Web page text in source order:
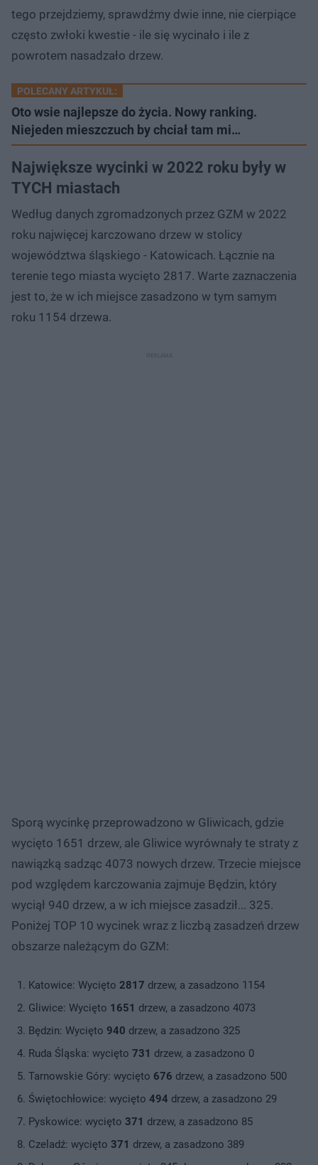
tego przejdziemy, sprawdźmy dwie inne, nie cierpiące
często zwłoki kwestie - ile się wycinało i ile z
powrotem nasadzało drzew.
POLECANY ARTYKUŁ:
Oto wsie najlepsze do życia. Nowy ranking.
Niejeden mieszczuch by chciał tam mi…
Największe wycinki w 2022 roku były w
TYCH miastach
Według danych zgromadzonych przez GZM w 2022
roku najwięcej karczowano drzew w stolicy
województwa śląskiego - Katowicach. Łącznie na
terenie tego miasta wycięto 2817. Warte zaznaczenia
jest to, że w ich miejsce zasadzono w tym samym
roku 1154 drzewa.
Sporą wycinkę przeprowadzono w Gliwicach, gdzie
wycięto 1651 drzew, ale Gliwice wyrównały te straty z
nawiązką sadząc 4073 nowych drzew. Trzecie miejsce
pod względem karczowania zajmuje Będzin, który
wyciął 940 drzew, a w ich miejsce zasadził... 325.
Poniżej TOP 10 wycinek wraz z liczbą zasadzeń drzew
obszarze należącym do GZM:
Katowice: Wycięto 2817 drzew, a zasadzono 1154
Gliwice: Wycięto 1651 drzew, a zasadzono 4073
Będzin: Wycięto 940 drzew, a zasadzono 325
Ruda Śląska: wycięto 731 drzew, a zasadzono 0
Tarnowskie Góry: wycięto 676 drzew, a zasadzono 500
Świętochłowice: wycięto 494 drzew, a zasadzono 29
Pyskowice: wycięto 371 drzew, a zasadzono 85
Czeladź: wycięto 371 drzew, a zasadzono 389